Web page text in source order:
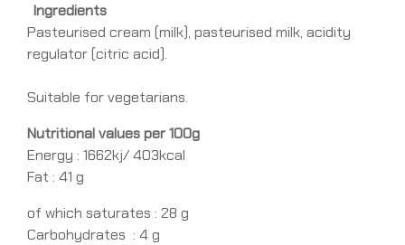
Ingredients
Pasteurised cream (milk), pasteurised milk, acidity
regulator (citric acid).
Suitable for vegetarians.
Nutritional values per 100g
Energy : 1662kj/ 403kcal
Fat : 41 g
of which saturates : 28 g
Carbohydrates : 4 g